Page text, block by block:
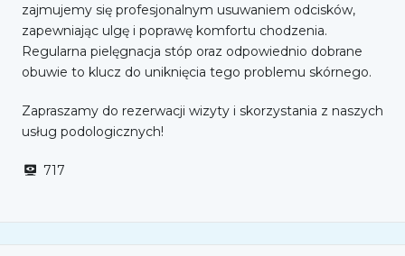
zajmujemy się profesjonalnym usuwaniem odcisków,
zapewniając ulgę i poprawę komfortu chodzenia.
Regularna pielęgnacja stóp oraz odpowiednio dobrane
obuwie to klucz do uniknięcia tego problemu skórnego.
Zapraszamy do rezerwacji wizyty i skorzystania z naszych
usług podologicznych!
717